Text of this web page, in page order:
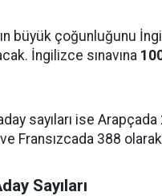
büyük çoğunluğunu
İngilizce sınavına
sayıları ise Arapçada
Fransızcada 388 olarak
Sayıları